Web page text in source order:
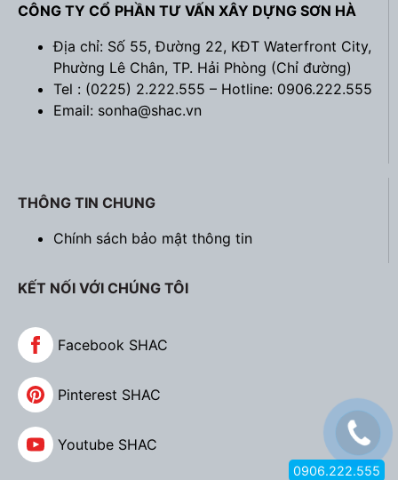
CÔNG TY CỔ PHẦN TƯ VẤN XÂY DỰNG SƠN HÀ
Địa chỉ: Số 55, Đường 22, KĐT Waterfront City,
Phường Lê Chân, TP. Hải Phòng (Chỉ đường)
Tel : (0225) 2.222.555 – Hotline: 0906.222.555
Email: sonha@shac.vn
THÔNG TIN CHUNG
Chính sách bảo mật thông tin
KẾT NỐI VỚI CHÚNG TÔI
Facebook SHAC
Pinterest SHAC
Youtube SHAC
0906.222.555